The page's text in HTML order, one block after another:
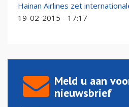
Hainan Airlines zet
19-02-2015 - 17:17
Meld u aan
nieuwsbrief